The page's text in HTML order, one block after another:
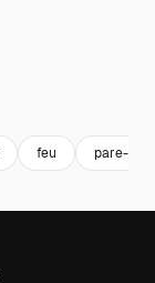
feu pare-feu